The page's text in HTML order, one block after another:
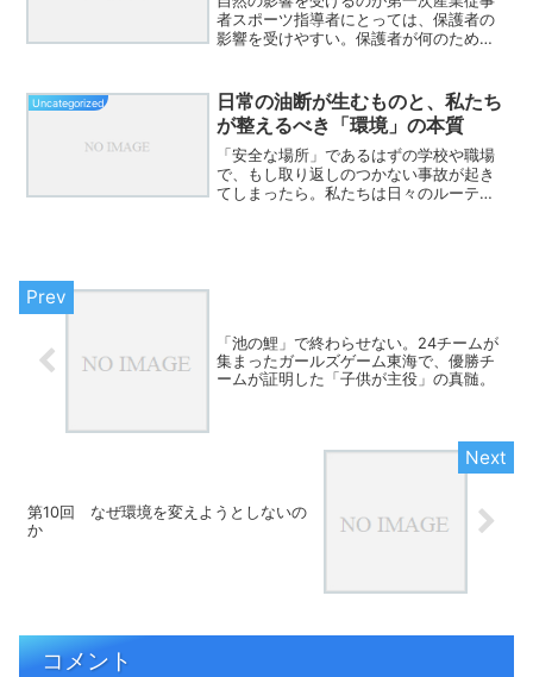
者スポーツ指導者にとっては、保護者の
影響を受けやすい。保護者が何のために
術？技能？
Uncategorized
日常の油断が生むものと、私たち
が整えるべき「環境」の本質
「安全な場所」であるはずの学校や職場
で、もし取り返しのつかない事故が起き
てしまったら。私たちは日々のルーティ
「池の鯉」で終わらせない。24チームが
集まったガールズゲーム東海で、優勝チ
ームが証明した「子供が主役」の真髄。
第10回 なぜ環境を変えようとしないの
か
コメント